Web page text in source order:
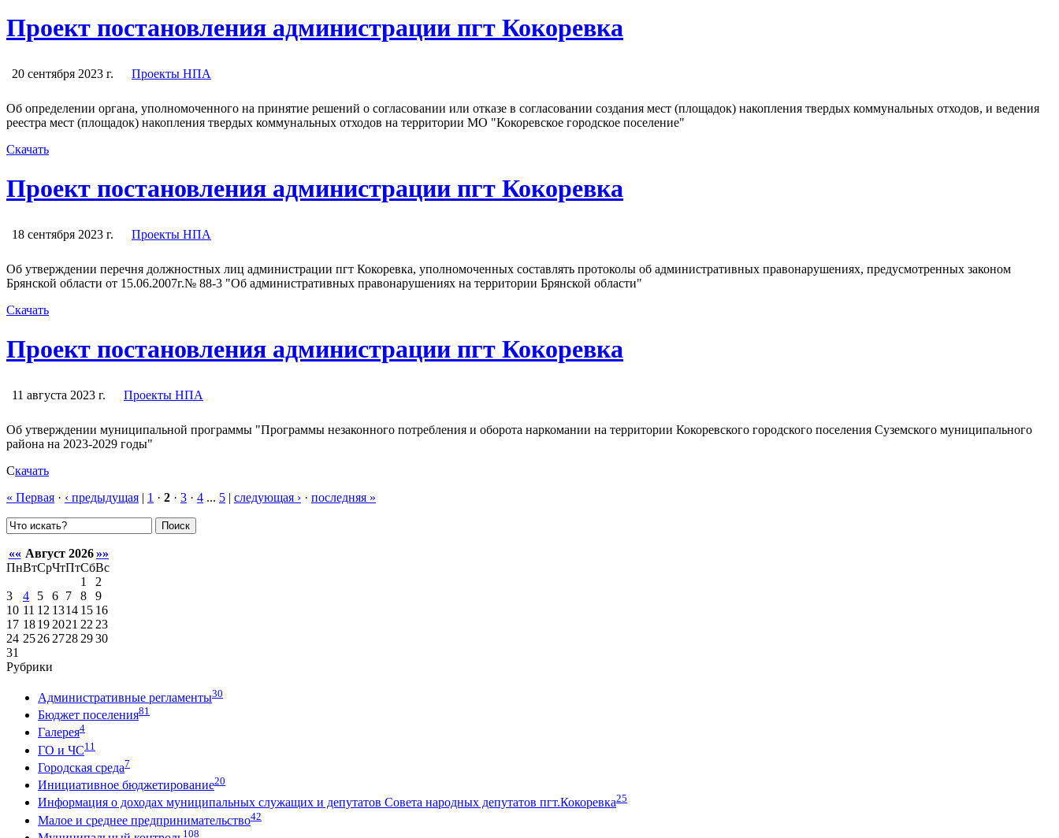
Проект постановления администрации пгт Кокоревка
20 сентября 2023 г. Проекты НПА
Об определении органа, уполномоченного на принятие решений о согласовании или отказе в согласовании создания мест (площадок) накопления твердых коммунальных отходов, и ведения
реестра мест (площадок) накопления твердых коммунальных отходов на территории МО "Кокоревское городское поселение"
Скачать
Проект постановления администрации пгт Кокоревка
18 сентября 2023 г. Проекты НПА
Об утверждении перечня должностных лиц администрации пгт Кокоревка, уполномоченных составлять протоколы об административных правонарушениях, предусмотренных законом
Брянской области от 15.06.2007г.№ 88-3 "Об административных правонарушениях на территории Брянской области"
Скачать
Проект постановления администрации пгт Кокоревка
11 августа 2023 г. Проекты НПА
Об утверждении муниципальной программы "Программы незаконного потребления и оборота наркомании на территории Кокоревского городского поселения Суземского муниципального
района на 2023-2029 годы"
Скачать
« Первая · ‹ предыдущая | 1 · 2 · 3 · 4 ... 5 | следующая › · последняя »
Поиск
«« Август 2026 »»
ПнВтСрЧтПтСбВс
1
2
3
4 5 6 7 8
9
10 11 12 1314 15 16
17 1819 2021 22 23
24 2526 2728 2930
31
Рубрики
Административные регламенты30
Бюджет поселения81
Галерея4
ГО и ЧС11
Городская среда7
Инициативное бюджетирование20
Информация о доходах муниципальных служащих и депутатов Совета народных депутатов пгт.Кокоревка25
Малое и среднее предпринимательство42
108